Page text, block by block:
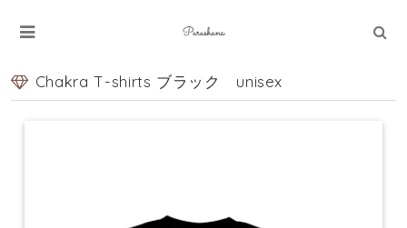
Chakra T-shirts ブラック unisex